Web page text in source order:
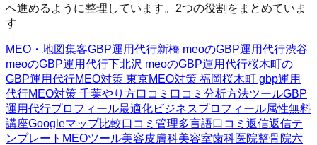
へ進めるように整理しています。2つの役割をまとめていま
す
MEO・地図集客GBP運用代行新橋 meoのGBP運用代行渋谷
meoのGBP運用代行下北沢 meoのGBP運用代行桜木町の
GBP運用代行MEO対策 東京MEO対策 福岡桜木町 gbp運用
代行MEO対策 千葉やり方口コミ 口コミ分析方法ツールGBP
運用代行プロフィール最適化ビジネスプロフィール属性無料
講座Googleマップ比較口コミ管理多言語口コミ返信返信テ
ンプレート MEOツール美容皮膚科美容室歯科医院整骨院六